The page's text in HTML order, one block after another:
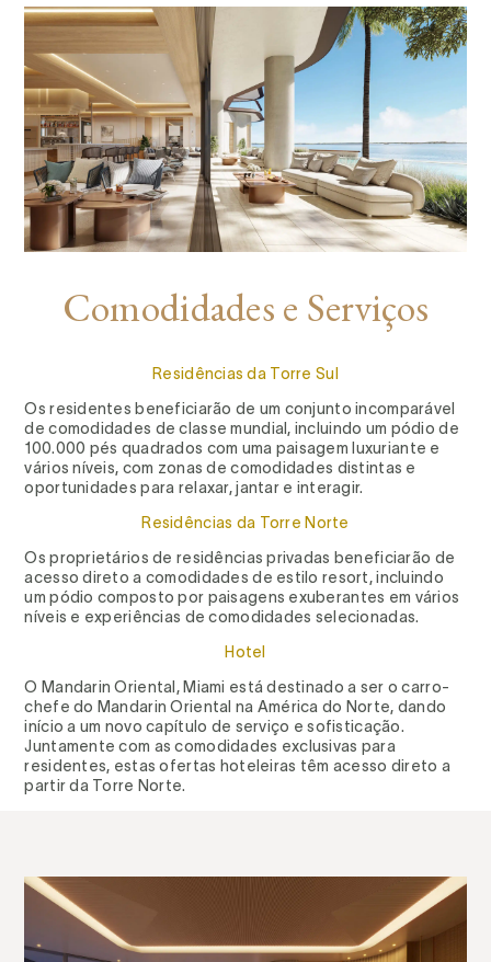
Comodidades e Serviços
Residências da Torre Sul
Os residentes beneficiarão de um conjunto incomparável
de comodidades de classe mundial, incluindo um pódio de
100.000 pés quadrados com uma paisagem luxuriante e
vários níveis, com zonas de comodidades distintas e
oportunidades para relaxar, jantar e interagir.
Residências da Torre Norte
Os proprietários de residências privadas beneficiarão de
acesso direto a comodidades de estilo resort, incluindo
um pódio composto por paisagens exuberantes em vários
níveis e experiências de comodidades selecionadas.
Hotel
O Mandarin Oriental, Miami está destinado a ser o carro-
chefe do Mandarin Oriental na América do Norte, dando
início a um novo capítulo de serviço e sofisticação.
Juntamente com as comodidades exclusivas para
residentes, estas ofertas hoteleiras têm acesso direto a
partir da Torre Norte.